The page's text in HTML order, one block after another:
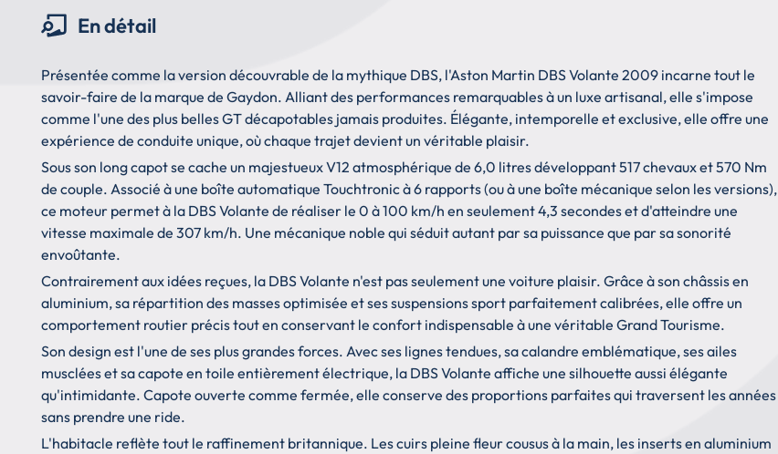
En détail
Présentée comme la version découvrable de la mythique DBS, l'Aston Martin DBS Volante 2009 incarne tout le
savoir-faire de la marque de Gaydon. Alliant des performances remarquables à un luxe artisanal, elle s'impose
comme l'une des plus belles GT décapotables jamais produites. Élégante, intemporelle et exclusive, elle offre une
expérience de conduite unique, où chaque trajet devient un véritable plaisir.
Sous son long capot se cache un majestueux V12 atmosphérique de 6,0 litres développant 517 chevaux et 570 Nm
de couple. Associé à une boîte automatique Touchtronic à 6 rapports (ou à une boîte mécanique selon les versions),
ce moteur permet à la DBS Volante de réaliser le 0 à 100 km/h en seulement 4,3 secondes et d'atteindre une
vitesse maximale de 307 km/h. Une mécanique noble qui séduit autant par sa puissance que par sa sonorité
envoûtante.
Contrairement aux idées reçues, la DBS Volante n'est pas seulement une voiture plaisir. Grâce à son châssis en
aluminium, sa répartition des masses optimisée et ses suspensions sport parfaitement calibrées, elle offre un
comportement routier précis tout en conservant le confort indispensable à une véritable Grand Tourisme.
Son design est l'une de ses plus grandes forces. Avec ses lignes tendues, sa calandre emblématique, ses ailes
musclées et sa capote en toile entièrement électrique, la DBS Volante affiche une silhouette aussi élégante
qu'intimidante. Capote ouverte comme fermée, elle conserve des proportions parfaites qui traversent les années
sans prendre une ride.
L'habitacle reflète tout le raffinement britannique. Les cuirs pleine fleur cousus à la main, les inserts en aluminium